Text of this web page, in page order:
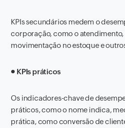
KPIs secundários medem o
corporação, como o atendimento,
movimentação no estoque e
● KPIs práticos
Os indicadores-chave de
práticos, como o nome indica,
prática, como conversão de